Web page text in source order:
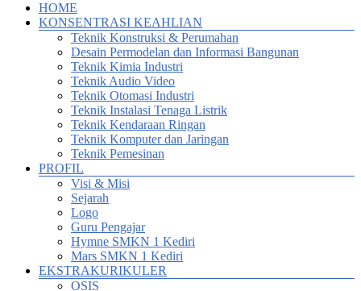
HOME
KONSENTRASI KEAHLIAN
Teknik Konstruksi & Perumahan
Desain Permodelan dan Informasi Bangunan
Teknik Kimia Industri
Teknik Audio Video
Teknik Otomasi Industri
Teknik Instalasi Tenaga Listrik
Teknik Kendaraan Ringan
Teknik Komputer dan Jaringan
Teknik Pemesinan
PROFIL
Visi & Misi
Sejarah
Logo
Guru Pengajar
Hymne SMKN 1 Kediri
Mars SMKN 1 Kediri
EKSTRAKURIKULER
OSIS